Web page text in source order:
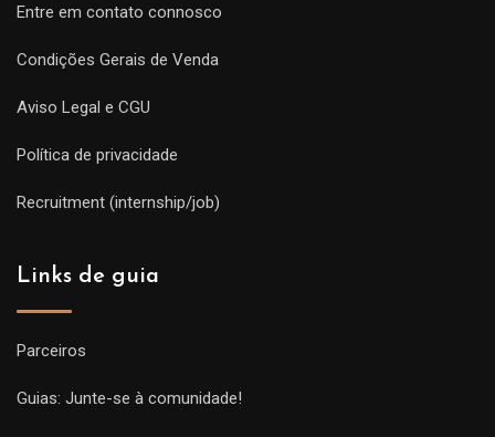
Entre em contato connosco
Condições Gerais de Venda
Aviso Legal e CGU
Política de privacidade
Recruitment (internship/job)
Links de guia
Parceiros
Guias: Junte-se à comunidade!